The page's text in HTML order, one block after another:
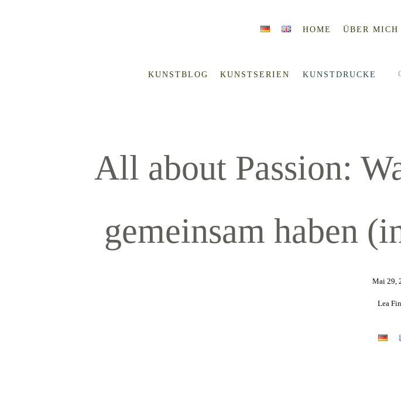
HOME ÜBER MICH
KUNSTBLOG KUNSTSERIEN KUNSTDRUCKE
All about Passion:
gemeinsam haben
Mai 29,
Lea